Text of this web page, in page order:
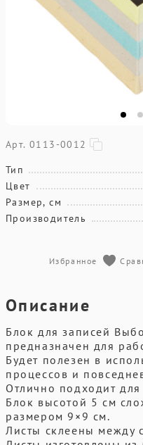
Арт. 0113-0012
Тип
Цвет
Размер, см
Производитель
Избранное
Описание
Блок для записей
предназначен для
Будет полезен в
процессов и
Отлично подходит
Блок высотой 5 см
размером 9×9 см.
Листы склеены между